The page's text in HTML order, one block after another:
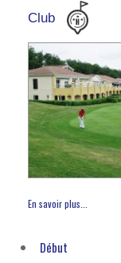
Club
En savoir plus...
Début